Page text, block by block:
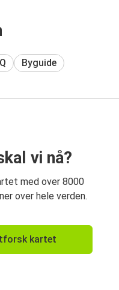
Byguide
vi nå?
med over 8000
over hele verden.
kartet